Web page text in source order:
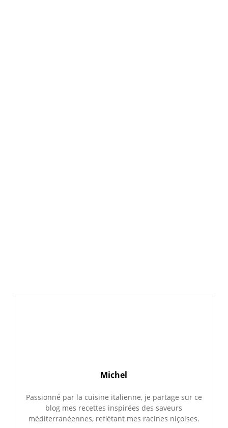
Michel
Passionné par la cuisine italienne, je partage sur ce
blog mes recettes inspirées des saveurs
méditerranéennes, reflétant mes racines niçoises.